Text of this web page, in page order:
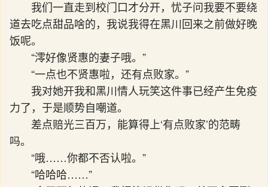
我们一直走到校门口才分开，忧子问我要不要绕
道去吃点甜品啥的，我说我得在黑川回来之前做好晚
饭呢。
“澪好像贤惠的妻子哦。”
“一点也不贤惠啦，还有点败家。”
我对她开我和黑川情人玩笑这件事已经产生免疫
力了，于是顺势自嘲道。
差点赔光三百万，能算得上‘有点败家’的范畴
吗。
“哦……你都不否认啦。”
“哈哈哈……”